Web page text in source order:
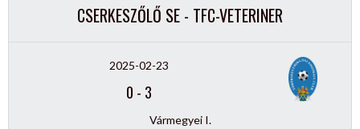
CSERKESZŐLŐ SE - TFC-VETERINER
2025-02-23
0 - 3
Vármegyei I.